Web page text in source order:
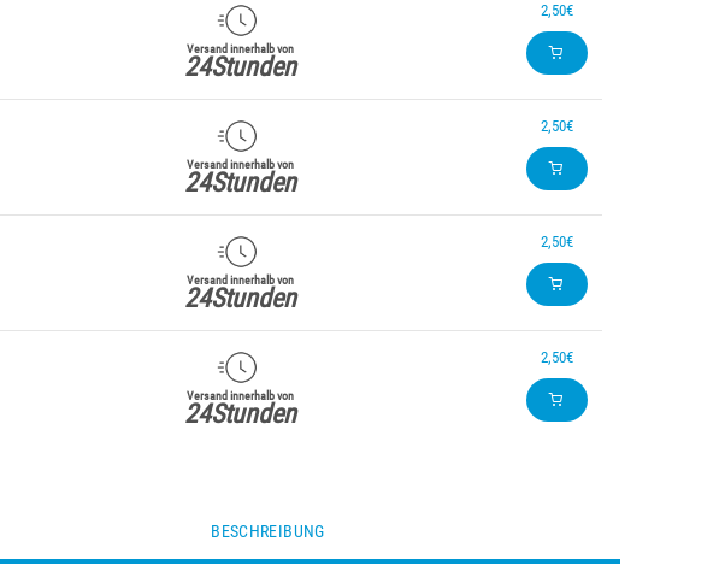
Versand innerhalb von
24Stunden
2,50€
Versand innerhalb von
24Stunden
2,50€
Versand innerhalb von
24Stunden
2,50€
Versand innerhalb von
24Stunden
2,50€
BESCHREIBUNG